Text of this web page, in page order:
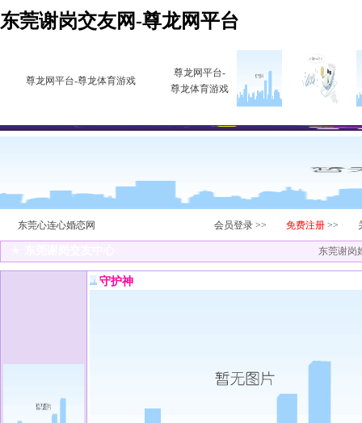
东莞谢岗交友网-尊龙网平台
尊龙网平台-尊龙体育游戏
尊龙网平台-
尊龙体育游戏
东莞心连心婚恋网 会员登录 >> 免费注册 >>
东莞谢岗
守护神